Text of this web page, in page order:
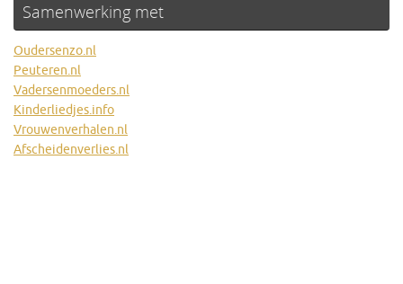
Samenwerking met
Oudersenzo.nl
Peuteren.nl
Vadersenmoeders.nl
Kinderliedjes.info
Vrouwenverhalen.nl
Afscheidenverlies.nl